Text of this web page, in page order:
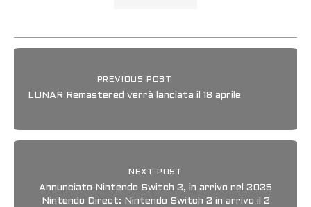
PREVIOUS POST
LUNAR Remastered verrà lanciata il 18 aprile
NEXT POST
Annunciato Nintendo Switch 2, in arrivo nel 2025
Nintendo Direct: Nintendo Switch 2 in arrivo il 2